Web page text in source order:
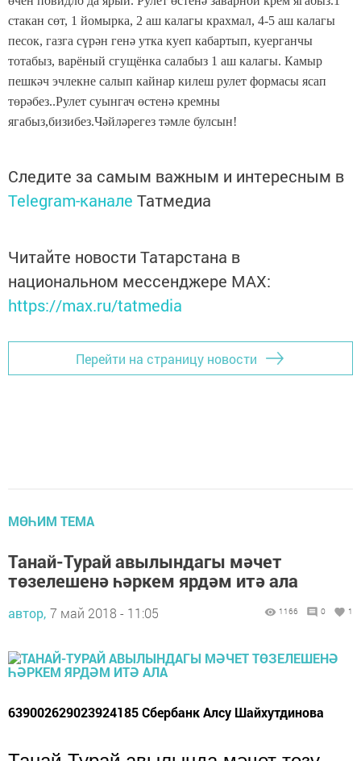
стакан сөт, 1 йомырка, 2 аш калагы крахмал, 4-5 аш калагы
песок, газга сүрән генә утка куеп кабартып, куерганчы
тотабыз, варёный сгущёнка салабыз 1 аш калагы. Камыр
пешкәч эчлекне салып кайнар килеш рулет формасы ясап
төрәбез..Рулет суынгач өстенә кремны
ягабыз,бизибез.Чәйләрегез тәмле булсын!
Следите за самым важным и интересным в
Telegram-канале Татмедиа
Читайте новости Татарстана в
национальном мессенджере MАХ:
https://max.ru/tatmedia
Перейти на страницу новости
МӨҺИМ ТЕМА
Танай-Турай авылындагы мәчет
төзелешенә һәркем ярдәм итә ала
автор, 7 май 2018 - 11:05 1166 0 1
639002629023924185 Сбербанк Алсу Шайхутдинова